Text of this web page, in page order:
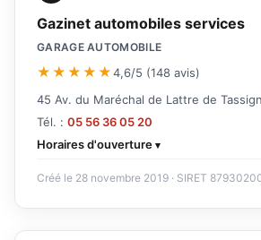
Gazinet automobiles services
GARAGE AUTOMOBILE
★★★★★4,6/5 (148 avis)
45 Av. du Maréchal de Lattre de
Tél. : 05 56 36 05 20
Horaires d'ouverture
Créé le 28 novembre 2019 · SIRET